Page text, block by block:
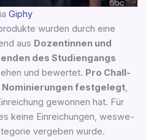
Giphy
wur­den durch eine
aus Dozen­tin­nen und
des Stu­di­en­gangs
und bewer­tet. Pro Chall­
Nomi­nie­run­gen fest­ge­legt,
gewon­nen hat. Für
kei­ne Ein­rei­chun­gen, wes­we­
ver­ge­ben wurde.